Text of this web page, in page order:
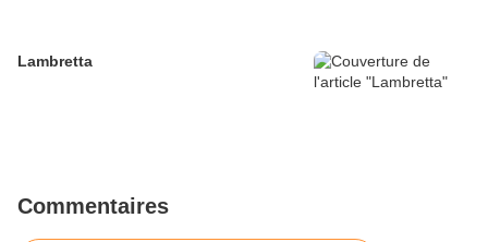
Lambretta
Commentaires